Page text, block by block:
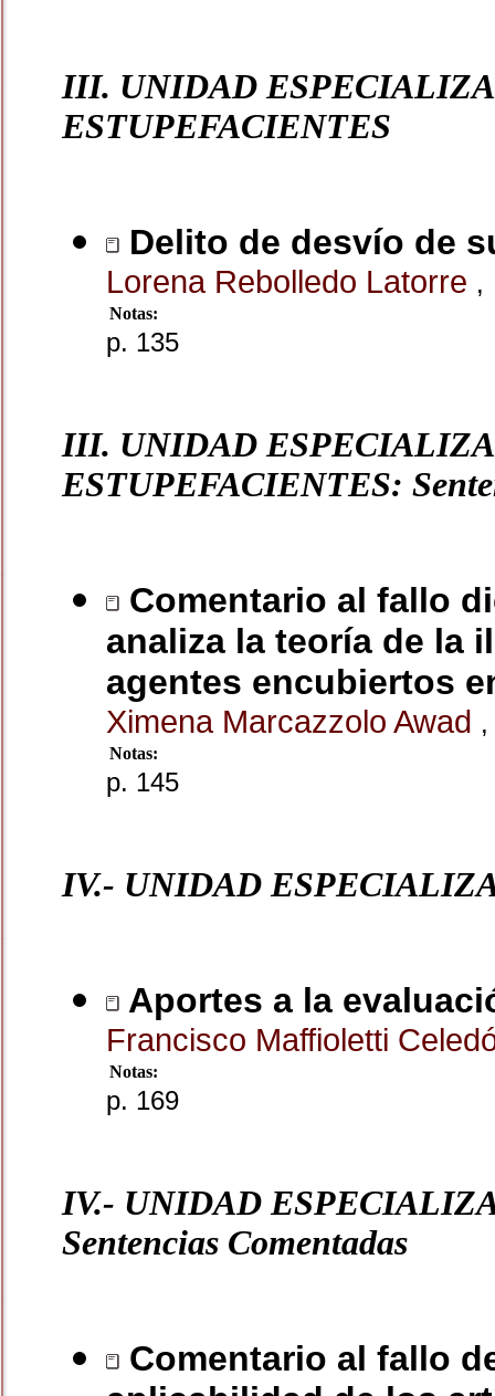
III. UNIDAD
ESTUPEFACIENTES
Delito de desvío de
Lorena Rebolledo Latorre ,
Notas:
p. 135
III. UNIDAD
ESTUPEFACIENTES:
Comentario al fallo
analiza la teoría de la
agentes encubiertos
Ximena Marcazzolo Awad ,
Notas:
p. 145
IV.- UNIDAD
Aportes a la
Francisco Maffioletti
Notas:
p. 169
IV.- UNIDAD
Sentencias Comentadas
Comentario al fallo